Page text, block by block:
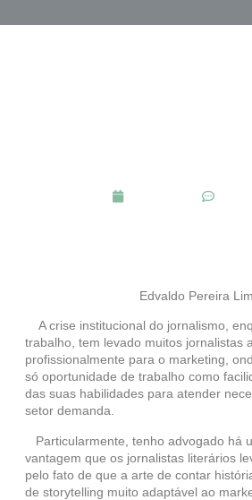
Edvaldo Pereira
A crise institucional do jornalismo,
trabalho, tem levado muitos jornalistas
profissionalmente para o marketing,
só oportunidade de trabalho como
das suas habilidades para atender
setor demanda.
Particularmente, tenho advogado há
vantagem que os jornalistas literários
pelo fato de que a arte de contar
de storytelling muito adaptável ao